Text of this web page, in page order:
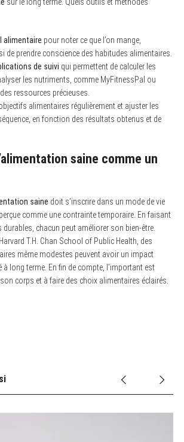
alimentaire pour noter ce que l’on mange,
de prendre conscience des habitudes alimentaires.
de suivi qui permettent de calculer les
les nutriments, comme MyFitnessPal ou
ressources précieuses.
alimentaires régulièrement et ajuster les
en fonction des résultats obtenus et de
saine comme un
saine doit s’inscrire dans un mode de vie
comme une contrainte temporaire. En faisant
chacun peut améliorer son bien-être.
T.H. Chan School of Public Health, des
même modestes peuvent avoir un impact
long terme. En fin de compte, l’important est
corps et à faire des choix alimentaires éclairés.